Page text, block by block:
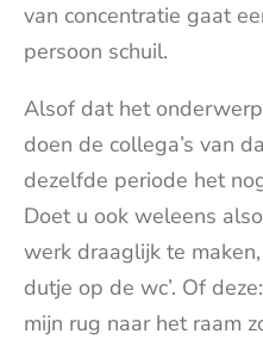
van concentratie gaat
persoon schuil.
Alsof dat het
doen de collega’s van
dezelfde periode het
Doet u ook weleens
werk draaglijk te
dutje op de wc’. Of
mijn rug naar het raam